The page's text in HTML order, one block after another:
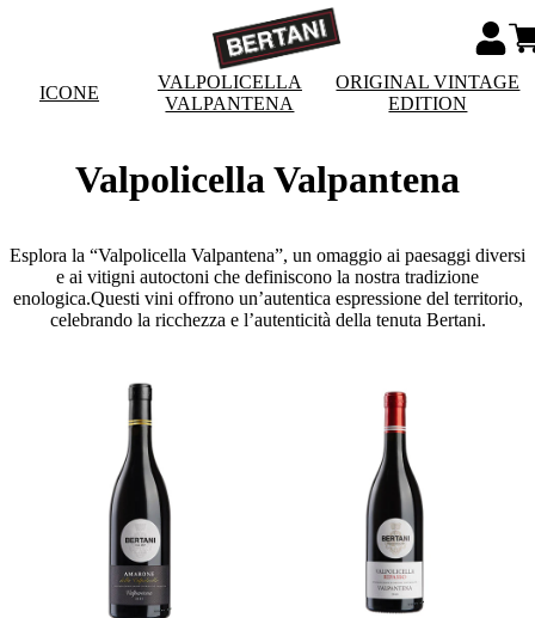
ICONE
VALPOLICELLA
VALPANTENA
ORIGINAL VINTAGE
EDITION
Valpolicella Valpantena
Esplora la “Valpolicella Valpantena”, un omaggio ai paesaggi diversi
e ai vitigni autoctoni che definiscono la nostra tradizione
enologica.Questi vini offrono un’autentica espressione del territorio,
celebrando la ricchezza e l’autenticità della tenuta Bertani.